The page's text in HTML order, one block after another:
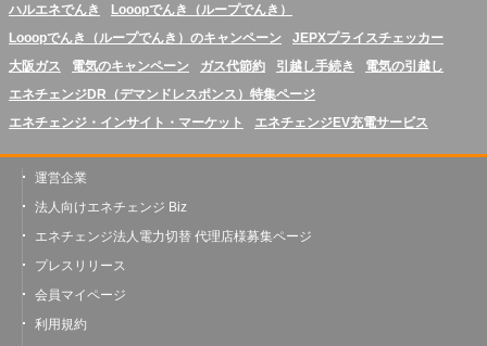
ハルエネでんき
Looopでんき（ループでんき）
Looopでんき（ループでんき）のキャンペーン
JEPXプライスチェッカー
大阪ガス
電気のキャンペーン ガス代節約 引越し手続き
電気の引越し
エネチェンジDR（デマンドレスポンス）特集ページ
エネチェンジ・インサイト・マーケット
エネチェンジEV充電サービス
運営企業
法人向けエネチェンジ Biz
エネチェンジ法人電力切替 代理店様募集ページ
プレスリリース
会員マイページ
利用規約